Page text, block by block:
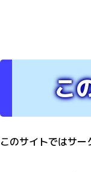
こ
このサイトではサ